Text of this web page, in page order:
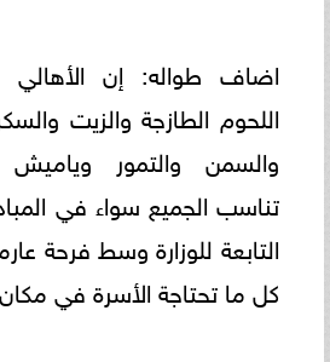
اضاف طواله: إن الأهالي
اللحوم الطازجة والزيت
والسمن والتمور
تناسب الجميع سواء في
التابعة للوزارة وسط فرحة
كل ما تحتاجة الأسرة في